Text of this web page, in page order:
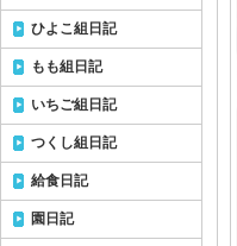
ひよこ組日記
もも組日記
いちご組日記
つくし組日記
給食日記
園日記